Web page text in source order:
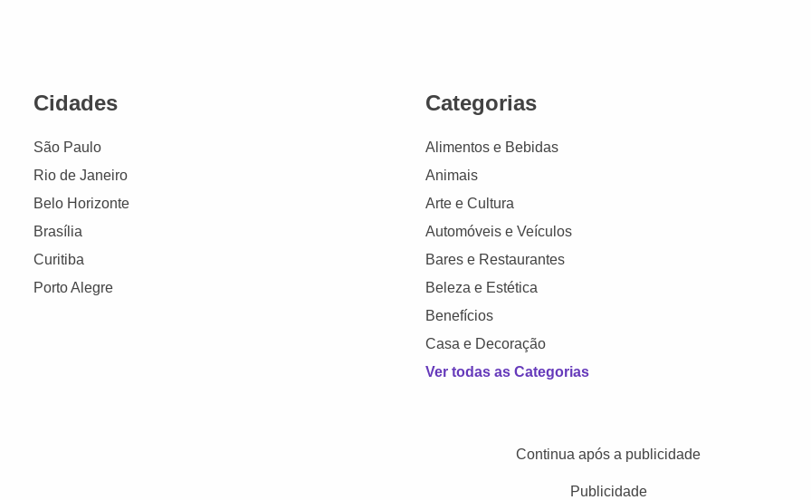
Cidades
São Paulo
Rio de Janeiro
Belo Horizonte
Brasília
Curitiba
Porto Alegre
Categorias
Alimentos e Bebidas
Animais
Arte e Cultura
Automóveis e Veículos
Bares e Restaurantes
Beleza e Estética
Benefícios
Casa e Decoração
Ver todas as Categorias
Continua após a publicidade
Publicidade